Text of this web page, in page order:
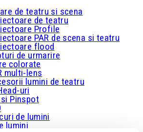
de teatru si scena
de teatru
Profile
PAR de scena si teatru
flood
de urmarire
colorate
multi-lens
lumini de teatru
uri
si Pinspot
de lumini
lumini